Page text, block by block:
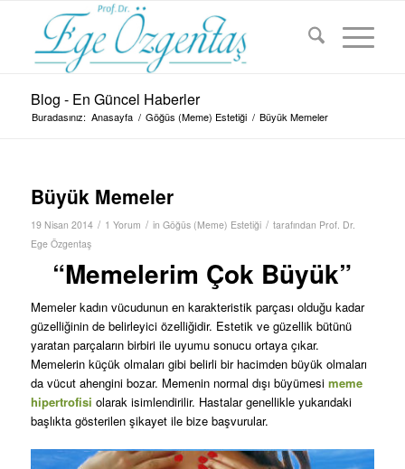
Blog - En Güncel Haberler
Buradasınız: Anasayfa / Göğüs (Meme) Estetiği / Büyük Memeler
Büyük Memeler
19 Nisan 2014 / 1 Yorum / in Göğüs (Meme) Estetiği / tarafından Prof. Dr.
Ege Özgentaş
“Memelerim Çok Büyük”
Memeler kadın vücudunun en karakteristik parçası olduğu kadar
güzelliğinin de belirleyici özelliğidir. Estetik ve güzellik bütünü
yaratan parçaların birbiri ile uyumu sonucu ortaya çıkar.
Memelerin küçük olmaları gibi belirli bir hacimden büyük olmaları
da vücut ahengini bozar. Memenin normal dışı büyümesi meme
hipertrofisi olarak isimlendirilir. Hastalar genellikle yukarıdaki
başlıkta gösterilen şikayet ile bize başvurular.